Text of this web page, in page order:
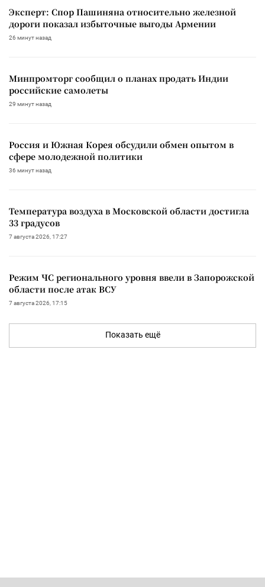
Эксперт: Спор Пашиняна относительно железной
дороги показал избыточные выгоды Армении
26 минут назад
Минпромторг сообщил о планах продать Индии
российские самолеты
29 минут назад
Россия и Южная Корея обсудили обмен опытом в
сфере молодежной политики
36 минут назад
Температура воздуха в Московской области достигла
33 градусов
7 августа 2026, 17:27
Режим ЧС регионального уровня ввели в Запорожской
области после атак ВСУ
7 августа 2026, 17:15
Показать ещё